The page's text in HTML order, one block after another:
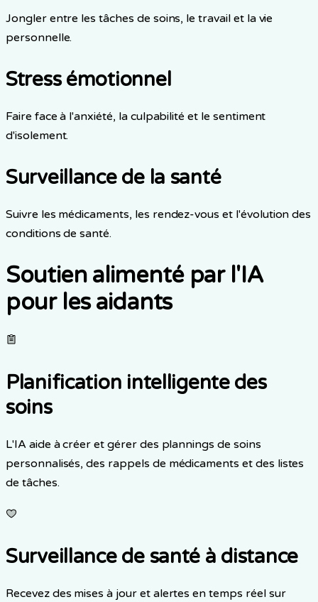
Jongler entre les tâches de soins, le travail et la vie
personnelle.
Stress émotionnel
Faire face à l'anxiété, la culpabilité et le sentiment
d'isolement.
Surveillance de la santé
Suivre les médicaments, les rendez-vous et l'évolution des
conditions de santé.
Soutien alimenté par l'IA
pour les aidants
Planification intelligente des
soins
L'IA aide à créer et gérer des plannings de soins
personnalisés, des rappels de médicaments et des listes
de tâches.
Surveillance de santé à distance
Recevez des mises à jour et alertes en temps réel sur